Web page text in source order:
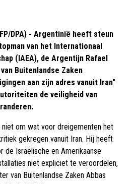
DPA) - Argentinië heeft steun
van het Internationaal
(IAEA), de Argentijn Rafael
Buitenlandse Zaken
aan zijn adres vanuit Iran"
de veiligheid van
om wat voor dreigementen het
gekregen vanuit Iran. Hij heeft
de Israëlische en Amerikaanse
niet expliciet te veroordelen,
van Buitenlandse Zaken Abbas